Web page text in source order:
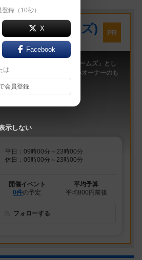
:キウイゲームズ)
央2-8-2 永田中央ビル2階
PR
9月大阪日本橋で「キウイゲームズ」とし
ムカフェです。 今は新しいオーナーのも
平日：09時00分～23時00分
休日：09時00分～23時00分
開催イベント
0件の予定
平均予算
平均800円前後
フォローする
録（10秒）
X
Facebook
は
会員登録
示しない